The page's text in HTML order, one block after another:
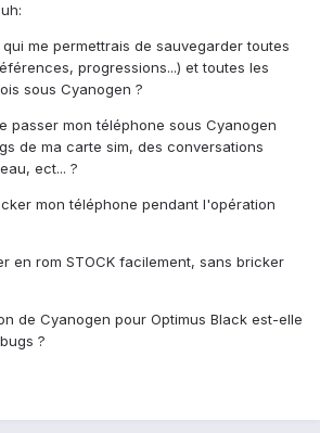
me permettrais de sauvegarder toutes
progressions...) et toutes les
sous Cyanogen ?
passer mon téléphone sous Cyanogen
de ma carte sim, des conversations
ect... ?
mon téléphone pendant l'opération
en rom STOCK facilement, sans bricker
de Cyanogen pour Optimus Black est-elle
?